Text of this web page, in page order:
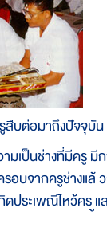
สืบต่อมาถึงปัจจุบัน
มเป็นช่างที่มีครู มี
บจากครูช่างแล้
ดประเพณีไหว้คร